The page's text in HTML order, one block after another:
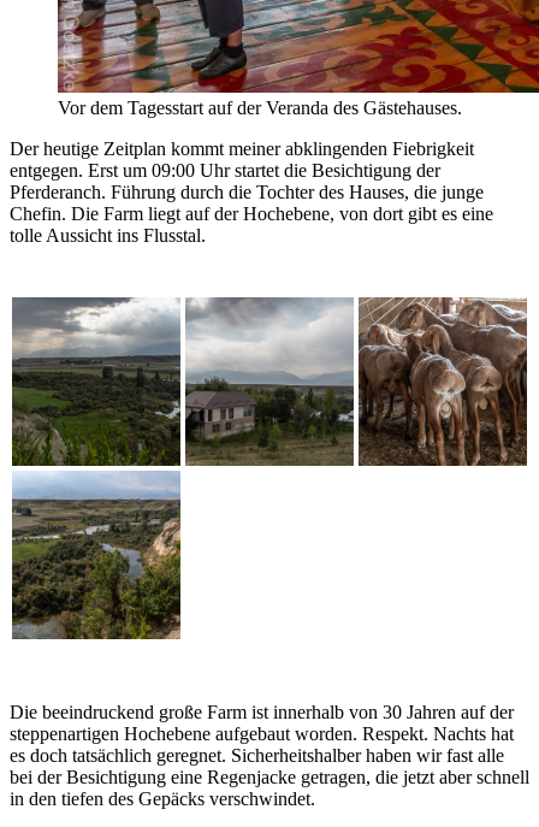
Vor dem Tagesstart auf der Veranda des Gästehauses.
Der heutige Zeitplan kommt meiner abklingenden Fiebrigkeit
entgegen. Erst um 09:00 Uhr startet die Besichtigung der
Pferderanch. Führung durch die Tochter des Hauses, die junge
Chefin. Die Farm liegt auf der Hochebene, von dort gibt es eine
tolle Aussicht ins Flusstal.
Die beeindruckend große Farm ist innerhalb von 30 Jahren auf der
steppenartigen Hochebene aufgebaut worden. Respekt. Nachts hat
es doch tatsächlich geregnet. Sicherheitshalber haben wir fast alle
bei der Besichtigung eine Regenjacke getragen, die jetzt aber schnell
in den tiefen des Gepäcks verschwindet.